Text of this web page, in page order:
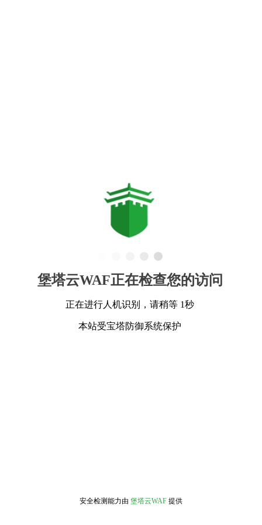
堡塔云WAF正在检查您的访问
正在进行人机识别，请稍等 1秒
本站受宝塔防御系统保护
安全检测能力由 堡塔云WAF 提供